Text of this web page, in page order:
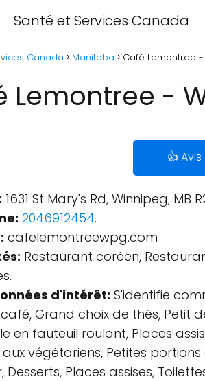
Santé et Services Canada
Canada Manitoba Café Lemontree
Lemontree -
👍 Avis
1631 St Mary's Rd, Winnipeg, MB
2046912454.
cafelemontreewpg.com
Restaurant coréen,
d'intérêt: S'identifie
Grand choix de thés, Petit
en fauteuil roulant, Places
végétariens, Petites
Desserts, Places assises,